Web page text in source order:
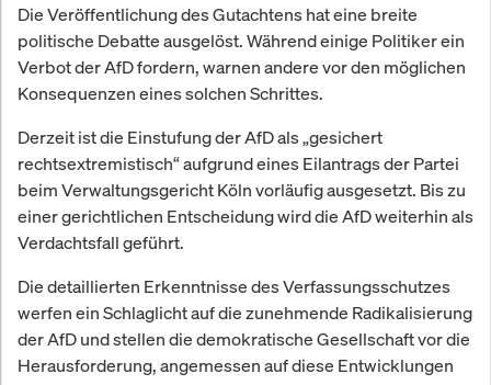
Die Veröffentlichung des Gutachtens hat eine breite
politische Debatte ausgelöst. Während einige Politiker ein
Verbot der AfD fordern, warnen andere vor den möglichen
Konsequenzen eines solchen Schrittes.
Derzeit ist die Einstufung der AfD als „gesichert
rechtsextremistisch“ aufgrund eines Eilantrags der Partei
beim Verwaltungsgericht Köln vorläufig ausgesetzt. Bis zu
einer gerichtlichen Entscheidung wird die AfD weiterhin als
Verdachtsfall geführt.
Die detaillierten Erkenntnisse des Verfassungsschutzes
werfen ein Schlaglicht auf die zunehmende Radikalisierung
der AfD und stellen die demokratische Gesellschaft vor die
Herausforderung, angemessen auf diese Entwicklungen